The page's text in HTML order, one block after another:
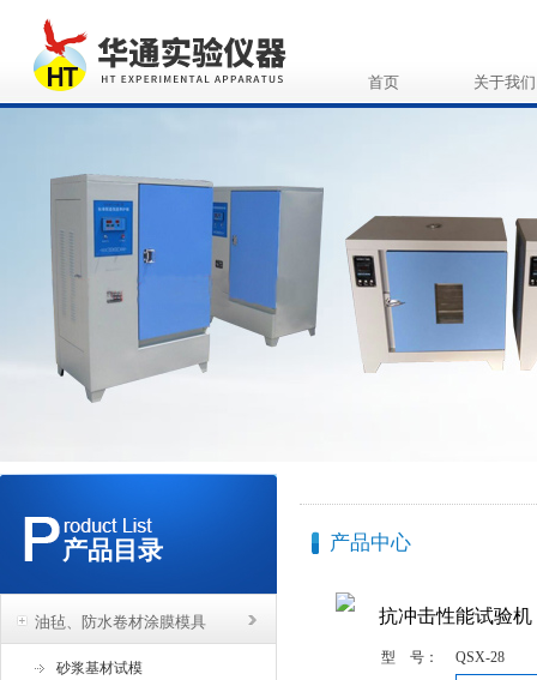
首页 关于我们
产品目录
油毡、防水卷材涂膜模具
砂浆基材试模
产品中心
抗冲击性能试验机
型 号：
QSX-28